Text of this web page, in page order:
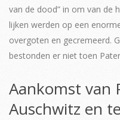
van de dood” in om van de
lijken werden op een
overgoten en gecremeerd.
bestonden er niet toen
Aankomst van
Auschwitz en